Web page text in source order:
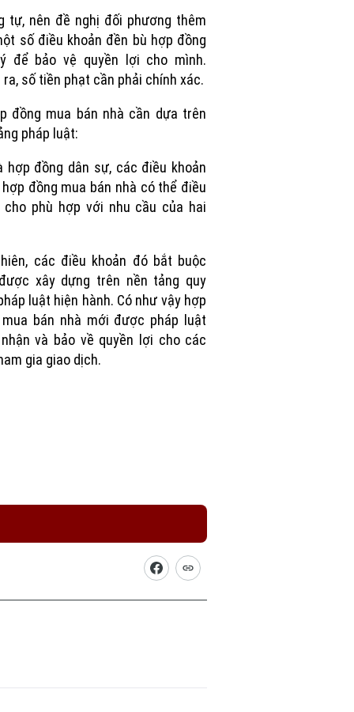
tự, nên đề nghị đối phương thêm
số điều khoản đền bù hợp đồng
để bảo vệ quyền lợi cho mình.
ra, số tiền phạt cần phải chính xác.
đồng mua bán nhà cần dựa trên
pháp luật:
hợp đồng dân sự, các điều khoản
đồng mua bán nhà có thể điều
cho phù hợp với nhu cầu của hai
các điều khoản đó bắt buộc
xây dựng trên nền tảng quy
luật hiện hành. Có như vậy hợp
bán nhà mới được pháp luật
và bảo về quyền lợi cho các
gia giao dịch.